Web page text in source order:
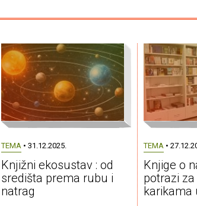
TEMA • 31.12.2025.
Knjižni ekosustav : od
središta prema rubu i
natrag
TEMA •
Knjige o
potrazi
karikama